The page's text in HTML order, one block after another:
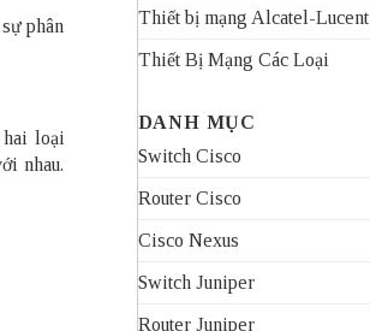
phân
loại
nhau.
Thiết bị mạng Alcatel-Lucent
Thiết Bị Mạng Các Loại
DANH MỤC
Switch Cisco
Router Cisco
Cisco Nexus
Switch Juniper
Router Juniper